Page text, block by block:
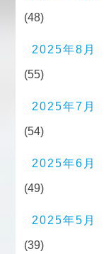
(48)
2025年8月
(55)
2025年7月
(54)
2025年6月
(49)
2025年5月
(39)